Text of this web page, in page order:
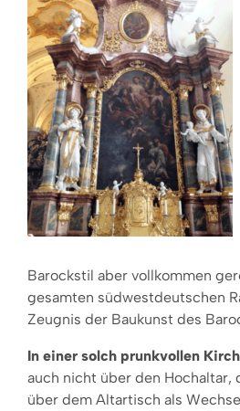
Barockstil aber vollkommen
gesamten südwestdeutschen
Zeugnis der Baukunst des
In einer solch prunkvollen
auch nicht über den Hochaltar,
über dem Altartisch als